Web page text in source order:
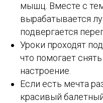
мышц. Вместе с
вырабатывается
подвергается
Уроки проходят
что помогает
настроение.
Если есть мечта
красивый